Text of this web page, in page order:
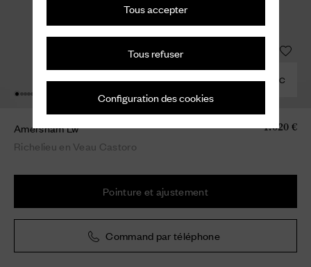
Tous accepter
Tous refuser
Configuration des cookies
COMBINER AVEC
Amersham Lw
Richelieu en Veau Castoro
1.020 €
Pointure et ajustement
Command par téléphone